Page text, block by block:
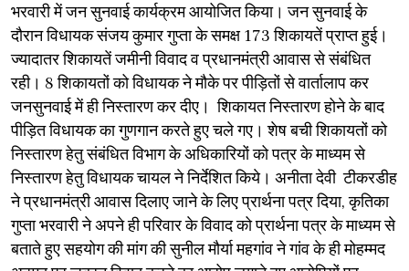
भरवारी में जन सुनवाई कार्यक्रम आयोजित किया। जन सुनवाई के
दौरान विधायक संजय कुमार गुप्ता के समक्ष 173 शिकायतें प्राप्त हुई।
ज्यादातर शिकायतें जमीनी विवाद व प्रधानमंत्री आवास से संबंधित
रही। 8 शिकायतों को विधायक ने मौके पर पीड़ितों से वार्तालाप कर
जनसुनवाई में ही निस्तारण कर दीए। शिकायत निस्तारण होने के बाद
पीड़ित विधायक का गुणगान करते हुए चले गए। शेष बची शिकायतों को
निस्तारण हेतु संबंधित विभाग के अधिकारियों को पत्र के माध्यम से
निस्तारण हेतु विधायक चायल ने निर्देशित किये। अनीता देवी टीकरडीह
ने प्रधानमंत्री आवास दिलाए जाने के लिए प्रार्थना पत्र दिया, कृतिका
गुप्ता भरवारी ने अपने ही परिवार के विवाद को प्रार्थना पत्र के माध्यम से
बताते हुए सहयोग की मांग की सुनील मौर्या महगांव ने गांव के ही मोहम्मद